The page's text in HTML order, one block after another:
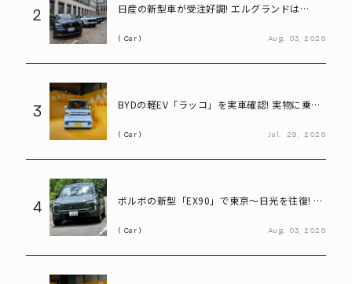
2
日産の新型車が受注好調! エルグランドは
Car Aug. 03, 2026
3
BYDの軽EV「ラッコ」を実車確認! 実物に乗り
Car Jul. 29, 2026
4
ボルボの新型「EX90」で東京～日光を往復! い
Car Aug. 03, 2026